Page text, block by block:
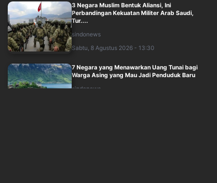
3 Negara Muslim Bentuk Aliansi, Ini
Perbandingan Kekuatan Militer Arab Saudi,
Tur....
sindonews
Sabtu, 8 Agustus 2026 - 13:30
7 Negara yang Menawarkan Uang Tunai bagi
Warga Asing yang Mau Jadi Penduduk Baru
sindonews